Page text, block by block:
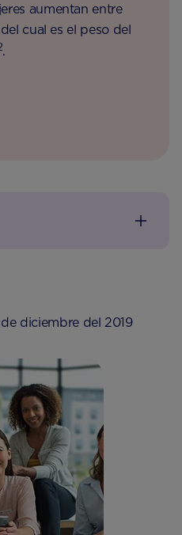
aumentan entre
cual es el peso del
.
diciembre del 2019